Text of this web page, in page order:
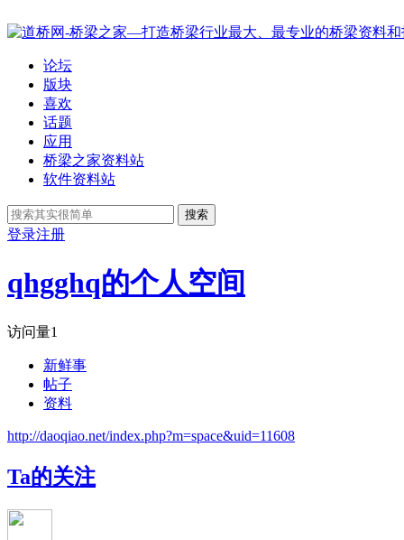
论坛
版块
喜欢
话题
应用
桥梁之家资料站
软件资料站
搜索
登录注册
qhgghq的个人空间
访问量1
新鲜事
帖子
资料
http://daoqiao.net/index.php?m=space&uid=11608
Ta的关注